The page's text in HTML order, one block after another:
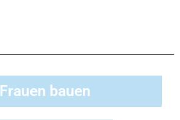
Frauen bauen